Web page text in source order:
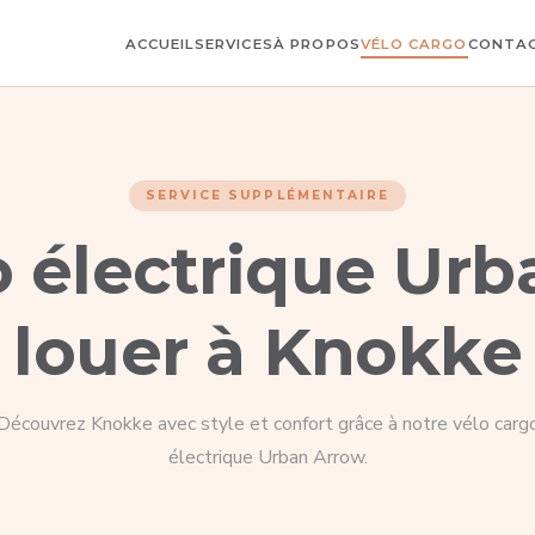
ACCUEILSERVICESÀ PROPOSVÉLO CARGO
SERVICE SUPPLÉMENTAIRE
électrique
louer à Knokke
Knokke avec style et confort grâce à notre vélo
électrique Urban Arrow.